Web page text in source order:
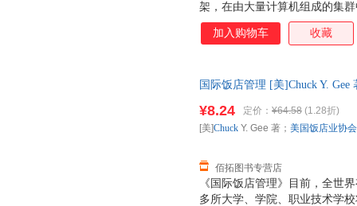
架，在由大量计算机组成的集
云计算的重要基石。本书分为3
写和运行Hadoop 数据处理程
加入购物车 收藏
国际饭店管理 [美]Chuck Y.
《国际饭店管理》目前，全世
多所大学、学院、职业技术学
¥8.24 定价： ¥64.58 (1.28折)
佰拓图书专营店
[美]Chuck Y. Gee 著； 美国饭店业协会